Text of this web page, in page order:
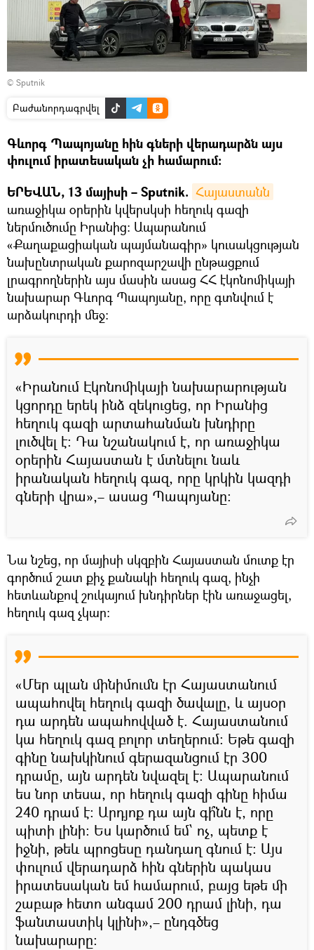
© Sputnik
Բաժանորդագրվել
Գևորգ Պապոյանը հին գների վերադարձն այս
փուլում իրատեսական չի համարում։
ԵՐԵՎԱՆ, 13 մայիսի – Sputnik. Հայաստանն
առաջիկա օրերին կվերսկսի հեղուկ գազի
ներմուծումը Իրանից։ Ապարանում
«Քաղաքացիական պայմանագիր» կուսակցության
նախընտրական քարոզարշավի ընթացքում
լրագրողներին այս մասին ասաց ՀՀ էկոնոմիկայի
նախարար Գևորգ Պապոյանը, որը գտնվում է
արձակուրդի մեջ։
«Իրանում Էկոնոմիկայի նախարարության
կցորդը երեկ ինձ զեկուցեց, որ Իրանից
հեղուկ գազի արտահանման խնդիրը
լուծվել է։ Դա նշանակում է, որ առաջիկա
օրերին Հայաստան է մտնելու նաև
իրանական հեղուկ գազ, որը կրկին կազդի
գների վրա»,– ասաց Պապոյանը։
Նա նշեց, որ մայիսի սկզբին Հայաստան մուտք էր
գործում շատ քիչ քանակի հեղուկ գազ, ինչի
հետևանքով շուկայում խնդիրներ էին առաջացել,
հեղուկ գազ չկար։
«Մեր պլան մինիմումն էր Հայաստանում
ապահովել հեղուկ գազի ծավալը, և այսօր
դա արդեն ապահովված է. Հայաստանում
կա հեղուկ գազ բոլոր տեղերում։ Եթե գազի
գինը նախկինում գերազանցում էր 300
դրամը, այն արդեն նվազել է։ Ապարանում
ես նոր տեսա, որ հեղուկ գազի գինը հիմա
240 դրամ է։ Արդյոք դա այն գի՞նն է, որը
պիտի լինի։ Ես կարծում եմ՝ ոչ, պետք է
իջնի, թեև պրոցեսը դանդաղ գնում է։ Այս
փուլում վերադարձ հին գներին պակաս
իրատեսական եմ համարում, բայց եթե մի
շաբաթ հետո անգամ 200 դրամ լինի, դա
ֆանտաստիկ կլինի»,– ընդգծեց
նախարարը։